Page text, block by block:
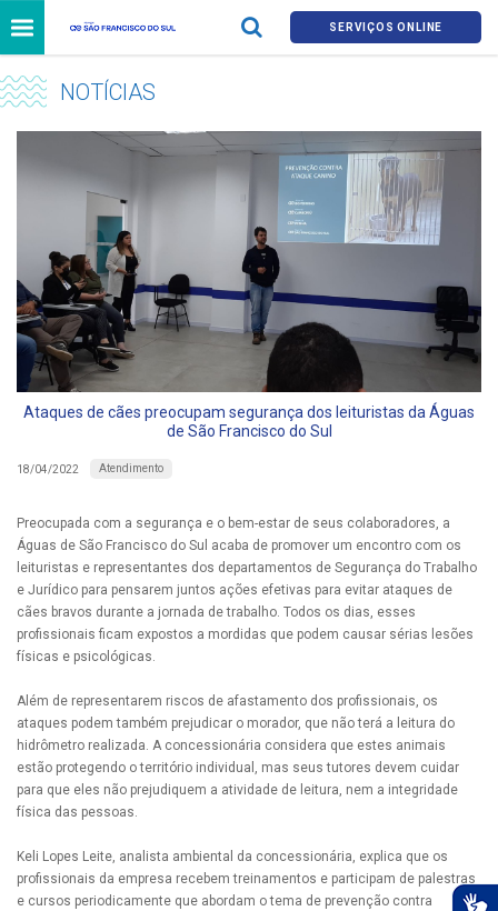
SERVIÇOS ONLINE
NOTÍCIAS
Ataques de cães preocupam segurança dos leituristas da Águas
de São Francisco do Sul
18/04/2022 Atendimento
Preocupada com a segurança e o bem-estar de seus colaboradores, a
Águas de São Francisco do Sul acaba de promover um encontro com os
leituristas e representantes dos departamentos de Segurança do Trabalho
e Jurídico para pensarem juntos ações efetivas para evitar ataques de
cães bravos durante a jornada de trabalho. Todos os dias, esses
profissionais ficam expostos a mordidas que podem causar sérias lesões
físicas e psicológicas.
Além de representarem riscos de afastamento dos profissionais, os
ataques podem também prejudicar o morador, que não terá a leitura do
hidrômetro realizada. A concessionária considera que estes animais
estão protegendo o território individual, mas seus tutores devem cuidar
para que eles não prejudiquem a atividade de leitura, nem a integridade
física das pessoas.
Keli Lopes Leite, analista ambiental da concessionária, explica que os
profissionais da empresa recebem treinamentos e participam de palestras
e cursos periodicamente que abordam o tema de prevenção contra